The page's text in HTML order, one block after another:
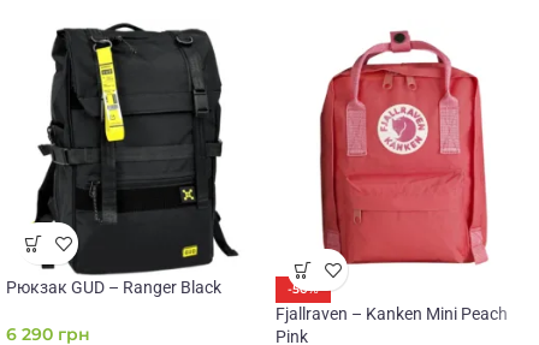
Рюкзак GUD – Ranger Black
6 290 грн
-50%
Fjallraven – Kanken Mini Peach
Pink